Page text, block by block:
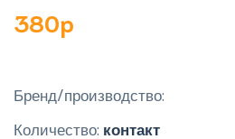
380p
Бренд/производство:
Количество: контакт